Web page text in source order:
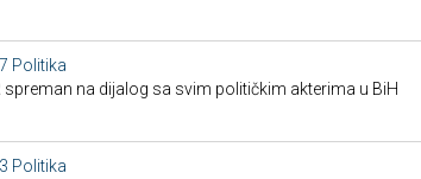
Politika
spreman na dijalog sa svim političkim akterima u BiH
Politika